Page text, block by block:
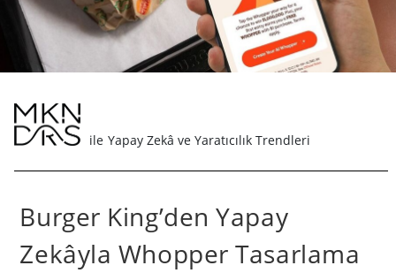
Yapay Zekâ ve Yaratıcılık Trendleri
Burger King’den Yapay
Zekâyla Whopper Tasarlama